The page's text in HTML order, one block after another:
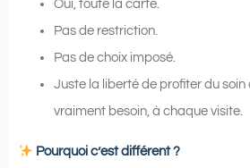
Oui, toute la carte.
Pas de restriction.
Pas de choix imposé.
Juste la liberté de profiter du soin
vraiment besoin, à chaque visite.
Pourquoi c’est différent ?